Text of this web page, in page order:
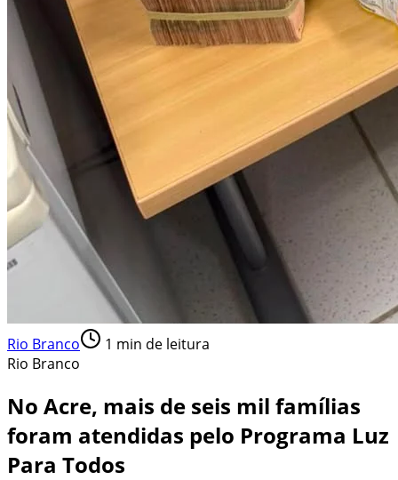
Rio Branco 1 min de leitura
Rio Branco
No Acre, mais de seis mil famílias
foram atendidas pelo Programa Luz
Para Todos